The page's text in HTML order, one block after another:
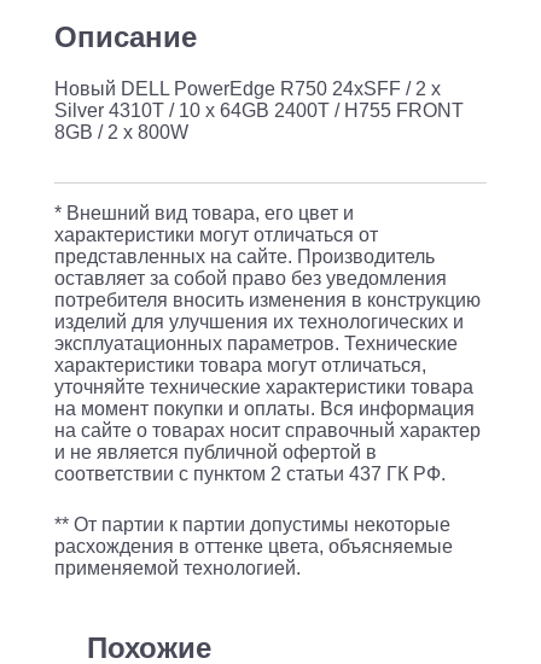
x
4310T
/
x
64GB
2400T
/
H755
FRONT
8GB
/
2
800W
Описание
Новый DELL PowerEdge R750 24xSFF / 2 x
Silver 4310T / 10 x 64GB 2400T / H755 FRONT
8GB / 2 x 800W
* Внешний вид товара, его цвет и
характеристики могут отличаться от
представленных на сайте. Производитель
оставляет за собой право без уведомления
потребителя вносить изменения в конструкцию
изделий для улучшения их технологических и
эксплуатационных параметров. Технические
характеристики товара могут отличаться,
уточняйте технические характеристики товара
на момент покупки и оплаты. Вся информация
на сайте о товарах носит справочный характер
и не является публичной офертой в
соответствии с пунктом 2 статьи 437 ГК РФ.
** От партии к партии допустимы некоторые
расхождения в оттенке цвета, объясняемые
применяемой технологией.
Похожие